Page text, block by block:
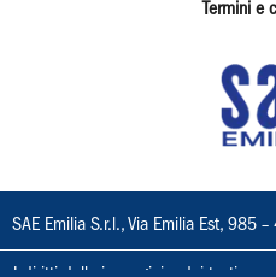
Termini e
SAE Emilia S.r.l., Via Emilia Est,